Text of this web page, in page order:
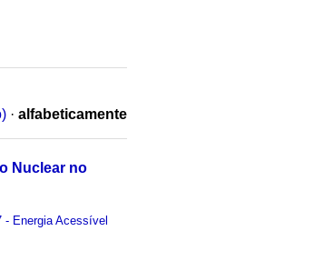
· alfabeticamente
Nuclear no
- Energia Acessível